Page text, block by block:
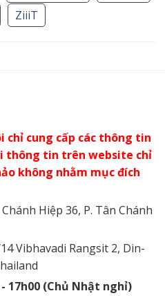
ZiiiT
chỉ cung cấp các thông tin
thông tin trên website chỉ
không nhằm mục đích
Hiệp 36, P. Tân Chánh
Vibhavadi Rangsit 2, Din-
17h00 (Chủ Nhật nghỉ)